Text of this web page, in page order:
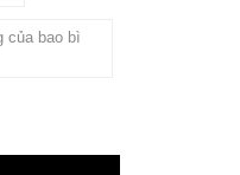
của bao bì